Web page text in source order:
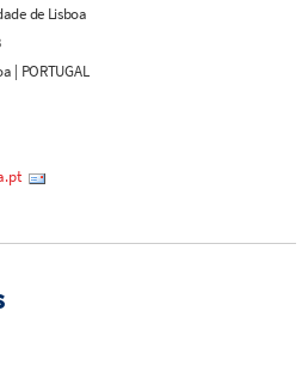
de Lisboa
| PORTUGAL